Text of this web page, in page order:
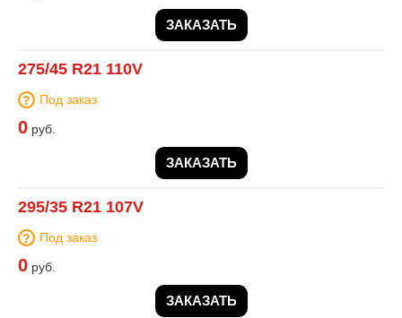
ЗАКАЗАТЬ
275/45 R21 110V
Под заказ
0 руб.
ЗАКАЗАТЬ
295/35 R21 107V
Под заказ
0 руб.
ЗАКАЗАТЬ